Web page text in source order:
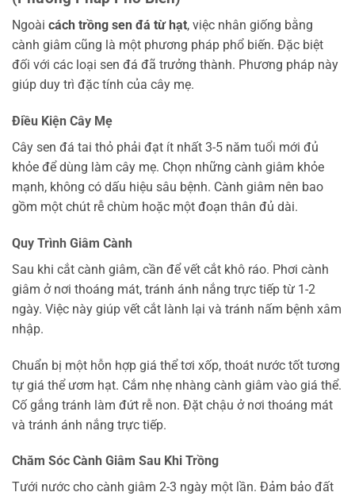
Ngoài cách trồng sen đá từ hạt, việc nhân giống bằng
cành giâm cũng là một phương pháp phổ biến. Đặc biệt
đối với các loại sen đá đã trưởng thành. Phương pháp này
giúp duy trì đặc tính của cây mẹ.
Điều Kiện Cây Mẹ
Cây sen đá tai thỏ phải đạt ít nhất 3-5 năm tuổi mới đủ
khỏe để dùng làm cây mẹ. Chọn những cành giâm khỏe
mạnh, không có dấu hiệu sâu bệnh. Cành giâm nên bao
gồm một chút rễ chùm hoặc một đoạn thân đủ dài.
Quy Trình Giâm Cành
Sau khi cắt cành giâm, cần để vết cắt khô ráo. Phơi cành
giâm ở nơi thoáng mát, tránh ánh nắng trực tiếp từ 1-2
ngày. Việc này giúp vết cắt lành lại và tránh nấm bệnh xâm
nhập.
Chuẩn bị một hỗn hợp giá thể tơi xốp, thoát nước tốt tương
tự giá thể ươm hạt. Cắm nhẹ nhàng cành giâm vào giá thể.
Cố gắng tránh làm đứt rễ non. Đặt chậu ở nơi thoáng mát
và tránh ánh nắng trực tiếp.
Chăm Sóc Cành Giâm Sau Khi Trồng
Tưới nước cho cành giâm 2-3 ngày một lần. Đảm bảo đất